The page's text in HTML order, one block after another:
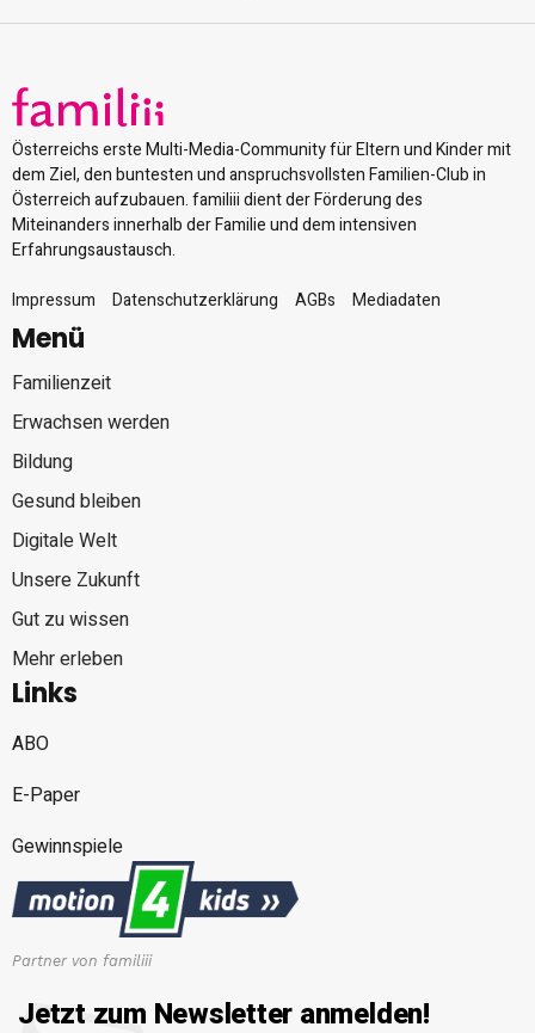
Österreichs erste Multi-Media-Community für Eltern und Kinder mit
dem Ziel, den buntesten und anspruchsvollsten Familien-Club in
Österreich aufzubauen. familiii dient der Förderung des
Miteinanders innerhalb der Familie und dem intensiven
Erfahrungsaustausch.
Impressum
Datenschutzerklärung AGBs Mediadaten
Menü
Familienzeit
Erwachsen werden
Bildung
Gesund bleiben
Digitale Welt
Unsere Zukunft
Gut zu wissen
Mehr erleben
Links
ABO
E-Paper
Gewinnspiele
Partner von familiii
Jetzt zum Newsletter anmelden!